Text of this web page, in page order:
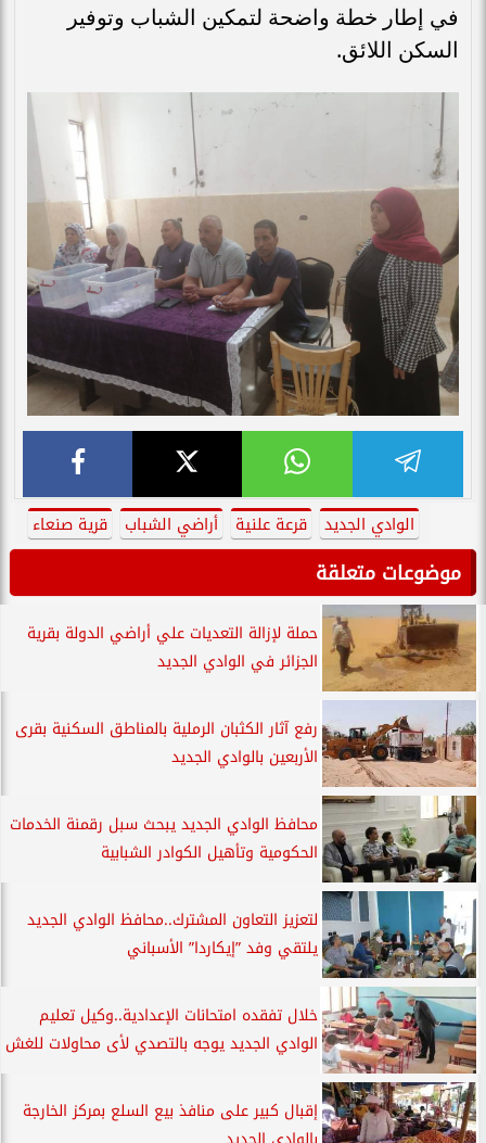
في إطار خطة واضحة لتمكين الشباب وتوفير
السكن اللائق.
الوادي الجديد قرعة علنية أراضي الشباب قرية صنعاء
موضوعات متعلقة
حملة لإزالة التعديات علي أراضي الدولة بقرية
الجزائر في الوادي الجديد
رفع آثار الكثبان الرملية بالمناطق السكنية بقرى
الأربعين بالوادي الجديد
محافظ الوادي الجديد يبحث سبل رقمنة الخدمات
الحكومية وتأهيل الكوادر الشبابية
لتعزيز التعاون المشترك..محافظ الوادي الجديد
يلتقي وفد ”إيكاردا” الأسباني
خلال تفقده امتحانات الإعدادية..وكيل تعليم
الوادي الجديد يوجه بالتصدي لأى محاولات للغش
إقبال كبير على منافذ بيع السلع بمركز الخارجة